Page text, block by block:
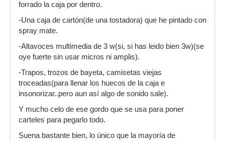
forrado la caja por dentro.
-Una caja de cartón(de una tostadora) que he pintado con
spray mate.
-Altavoces multimedia de 3 w(si, si has leido bien 3w)(se
oye fuerte sin usar micros ni amplis).
-Trapos, trozos de bayeta, camisetas viejas
troceadas(para llenar los huecos de la caja e
insonorizar..pero aun así algo de sonido sale).
Y mucho celo de ese gordo que se usa para poner
carteles para pegarlo todo.
Suena bastante bien, lo único que la mayoría de